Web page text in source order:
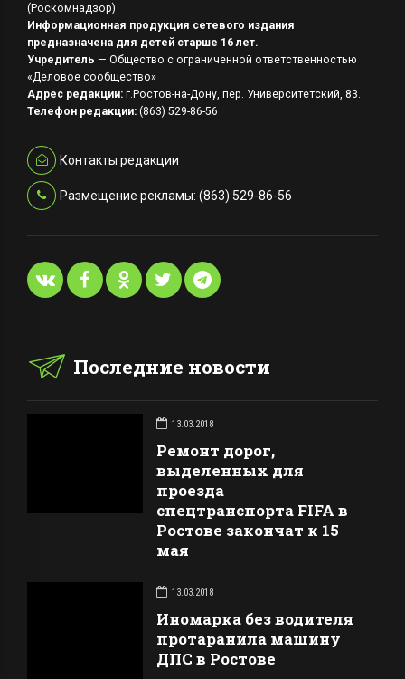
(Роскомнадзор)
Информационная продукция сетевого издания
предназначена для детей старше 16 лет.
Учредитель — Общество с ограниченной ответственностью
«Деловое сообщество»
Адрес редакции: г.Ростов-на-Дону, пер. Университетский, 83.
Телефон редакции: (863) 529-86-56
Контакты редакции
Размещение рекламы: (863) 529-86-56
Последние новости
13.03.2018
Ремонт дорог,
выделенных для
проезда
спецтранспорта FIFA в
Ростове закончат к 15
мая
13.03.2018
Иномарка без водителя
протаранила машину
ДПС в Ростове